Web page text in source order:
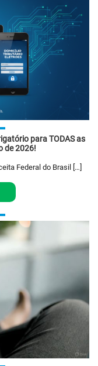
para TODAS as
de 2026!
Federal do Brasil […]